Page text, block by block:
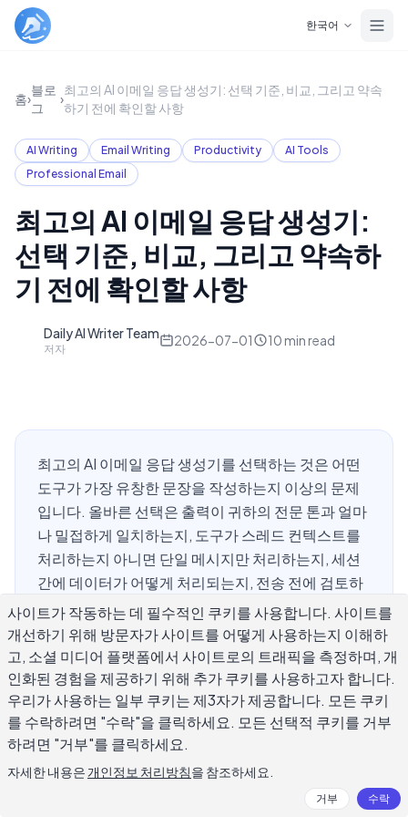
한국어
홈›
블로
그
›
최고의 AI 이메일 응답 생성기: 선택 기준, 비교, 그리고 약속
하기 전에 확인할 사항
AI Writing Email Writing Productivity
AI Tools
Professional Email
최고의 AI 이메일 응답 생성기:
선택 기준, 비교, 그리고 약속하
기 전에 확인할 사항
Daily AI Writer Team
저자
2026-07-01 10 min read
최고의 AI 이메일 응답 생성기를 선택하는 것은 어떤
도구가 가장 유창한 문장을 작성하는지 이상의 문제
입니다. 올바른 선택은 출력이 귀하의 전문 톤과 얼마
나 밀접하게 일치하는지, 도구가 스레드 컨텍스트를
처리하는지 아니면 단일 메시지만 처리하는지, 세션
간에 데이터가 어떻게 처리되는지, 전송 전에 검토하
고 조정하는 것이 얼마나 쉬운지에 따라 달라집니다.
이 가이드는 전문적 사용에 중요한 선택 기준을 다룹
니다: 핵심 기능 비교, 개인정보보호 및 보안 고려사
항, 약속하기 전에 실질적인 평가를 실행하는 방법, 그
리고 특정 도구가 워크플로우에 언제 맞는지 식별하
는 방법.
최고의 AI 이메일 응답 생성기는 무엇이
사이트가 작동하는 데 필수적인 쿠키를 사용합니다. 사이트를
개선하기 위해 방문자가 사이트를 어떻게 사용하는지 이해하
고, 소셜 미디어 플랫폼에서 사이트로의 트래픽을 측정하며, 개
인화된 경험을 제공하기 위해 추가 쿠키를 사용하고자 합니다.
우리가 사용하는 일부 쿠키는 제3자가 제공합니다. 모든 쿠키
를 수락하려면 "수락"을 클릭하세요. 모든 선택적 쿠키를 거부
하려면 "거부"를 클릭하세요.
자세한 내용은 개인정보 처리방침을 참조하세요.
거부 수락